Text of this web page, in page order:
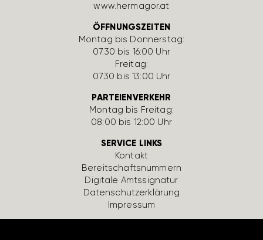
www.hermagor.at
ÖFFNUNGSZEITEN
Montag bis Donnerstag:
07:30 bis 16:00 Uhr
Freitag:
07:30 bis 13:00 Uhr
PARTEIENVERKEHR
Montag bis Freitag:
08:00 bis 12:00 Uhr
SERVICE LINKS
Kontakt
Bereit­schafts­num­mern
Digi­tale Amts­si­gnatur
Daten­schutz­er­klä­rung
Impressum